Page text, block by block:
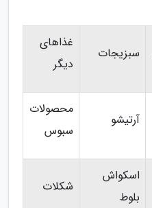
سبزیجات
غذاهای
دیگر
آرتیشو
محصولات
سبوس
اسکواش
بلوط
شکلات